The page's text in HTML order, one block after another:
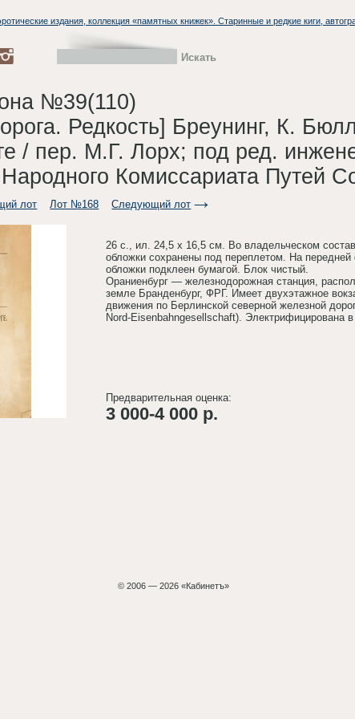
издания, коллекция «памятных книжек». Старинные и редкие киги,
№39(110)
Редкость] Бреунинг, К.
/ пер. М.Г. Лорх; под ред.
Комиссариата Путей
лот Лот №168 Следующий лот
26 с., ил. 24,5 х 16,5 см. Во владельческом
обложки сохранены под переплетом. На
обложки подклеен бумагой. Блок чистый.
Ораниенбург — железнодорожная станция,
земле Бранденбург, ФРГ. Имеет двухэтажное
движения по Берлинской северной железной
Nord-Eisenbahngesellschaft). Электрифицирована в
Предварительная оценка:
3 000-4 000 р.
© 2006 — 2026 «Кабинетъ»